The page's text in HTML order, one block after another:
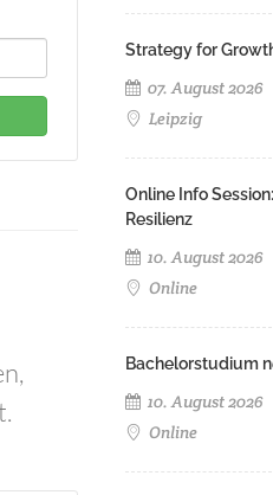
Strategy for
07. August 2026
Leipzig
Online Info
Resilienz
10. August 2026
Online
Bachelorstudium
10. August 2026
Online